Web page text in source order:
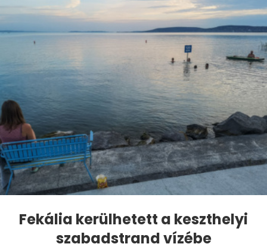
Fekália kerülhetett a keszthelyi
szabadstrand vízébe